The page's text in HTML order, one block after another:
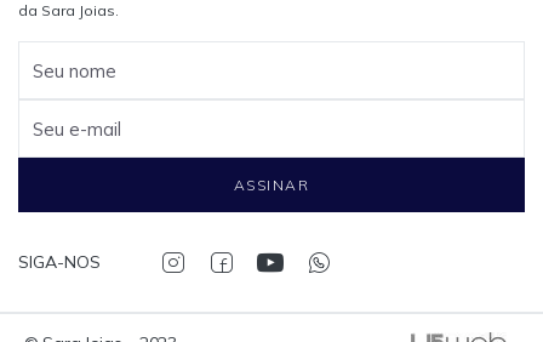
da Sara Joias.
Seu nome
Seu e-mail
ASSINAR
SIGA-NOS